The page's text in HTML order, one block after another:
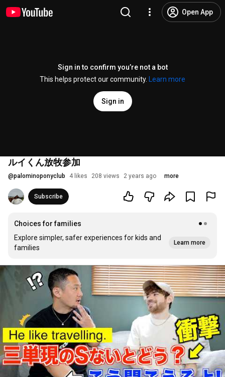
Open App
Sign in to confirm you’re not a bot
This helps protect our community.
Learn more
Sign in
ルイくん放牧参加
@palominoponyclub 4 likes 208 views 2 years ago more
Subscribe
Choices for families
Explore simpler, safer experiences for kids and
families
Learn more